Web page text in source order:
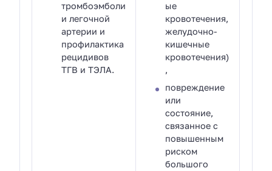
тромбоэмболи
и легочной
артерии и
профилактика
рецидивов
ТГВ и ТЭЛА.
ые
кровотечения,
желудочно-
кишечные
кровотечения)
,
повреждение
или
состояние,
связанное с
повышенным
риском
большого